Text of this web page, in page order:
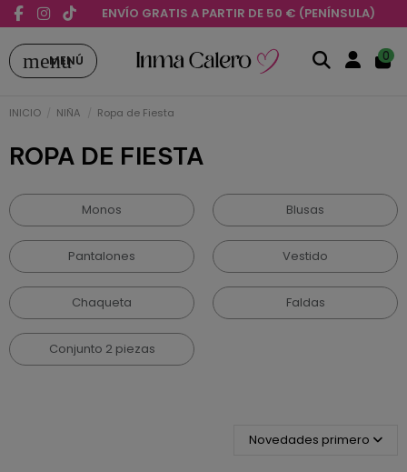
ENVÍO GRATIS A PARTIR DE 50 € (PENÍNSULA)
menu
MENÚ 0
INICIO NIÑA Ropa de Fiesta
ROPA DE FIESTA
Monos Blusas
Pantalones Vestido
Chaqueta Faldas
Conjunto 2 piezas
Novedades primero